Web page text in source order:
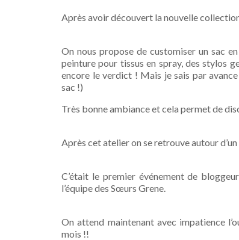
Après avoir découvert la nouvelle
On nous propose de customiser un sac
peinture pour tissus en spray, des stylos
encore le verdict ! Mais je sais par
sac !)
Très bonne ambiance et cela permet de
Après cet atelier on se retrouve autour
C’était le premier événement de
l’équipe des Sœurs Grene.
On attend maintenant avec impatience
mois !!